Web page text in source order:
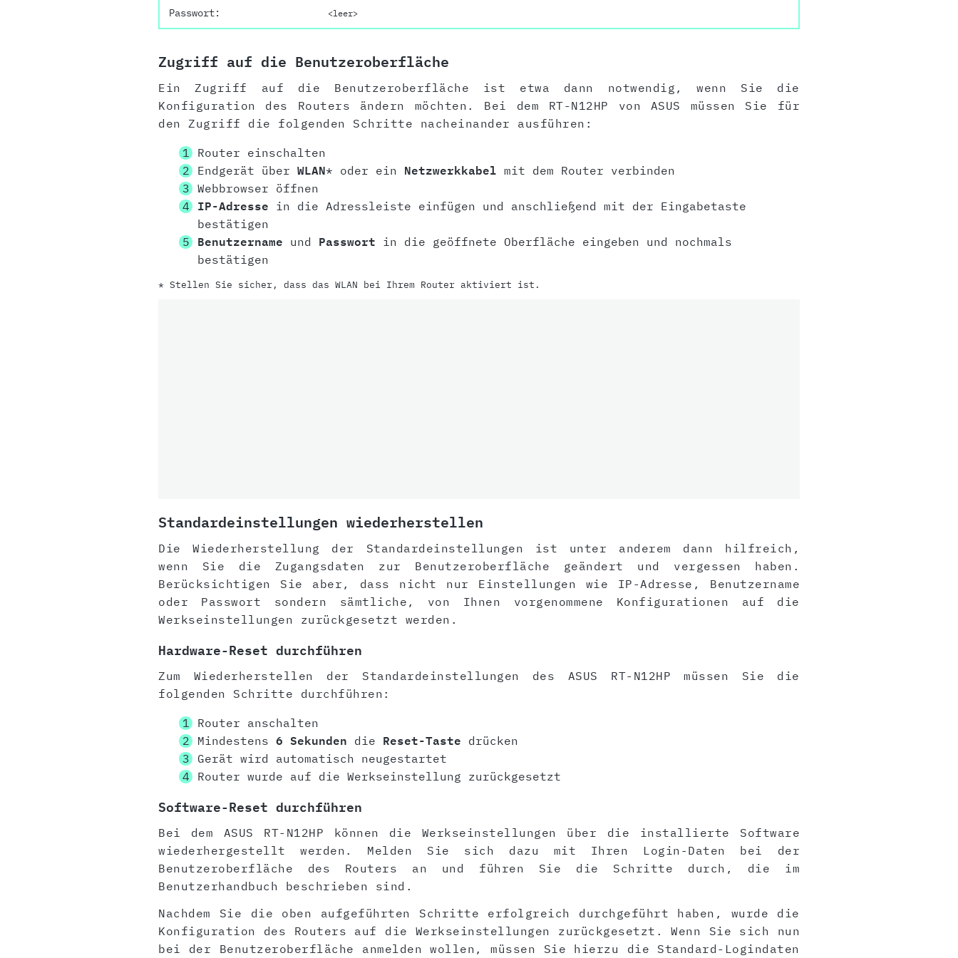
Passwort: <leer>
Zugriff auf die Benutzeroberfläche
Ein Zugriff auf die Benutzeroberfläche ist etwa dann notwendig, wenn Sie die
Konfiguration des Routers ändern möchten. Bei dem RT-N12HP von ASUS müssen Sie für
den Zugriff die folgenden Schritte nacheinander ausführen:
Router einschalten
Endgerät über WLAN* oder ein Netzwerkkabel mit dem Router verbinden
Webbrowser öffnen
IP-Adresse in die Adressleiste einfügen und anschließend mit der Eingabetaste
bestätigen
Benutzername und Passwort in die geöffnete Oberfläche eingeben und nochmals
bestätigen
* Stellen Sie sicher, dass das WLAN bei Ihrem Router aktiviert ist.
Standardeinstellungen wiederherstellen
Die Wiederherstellung der Standardeinstellungen ist unter anderem dann hilfreich,
wenn Sie die Zugangsdaten zur Benutzeroberfläche geändert und vergessen haben.
Berücksichtigen Sie aber, dass nicht nur Einstellungen wie IP-Adresse, Benutzername
oder Passwort sondern sämtliche, von Ihnen vorgenommene Konfigurationen auf die
Werkseinstellungen zurückgesetzt werden.
Hardware-Reset durchführen
Zum Wiederherstellen der Standardeinstellungen des ASUS RT-N12HP müssen Sie die
folgenden Schritte durchführen:
Router anschalten
Mindestens 6 Sekunden die Reset-Taste drücken
Gerät wird automatisch neugestartet
Router wurde auf die Werkseinstellung zurückgesetzt
Software-Reset durchführen
Bei dem ASUS RT-N12HP können die Werkseinstellungen über die installierte Software
wiederhergestellt werden. Melden Sie sich dazu mit Ihren Login-Daten bei der
Benutzeroberfläche des Routers an und führen Sie die Schritte durch, die im
Benutzerhandbuch beschrieben sind.
Nachdem Sie die oben aufgeführten Schritte erfolgreich durchgeführt haben, wurde die
Konfiguration des Routers auf die Werkseinstellungen zurückgesetzt. Wenn Sie sich nun
bei der Benutzeroberfläche anmelden wollen, müssen Sie hierzu die Standard-Logindaten